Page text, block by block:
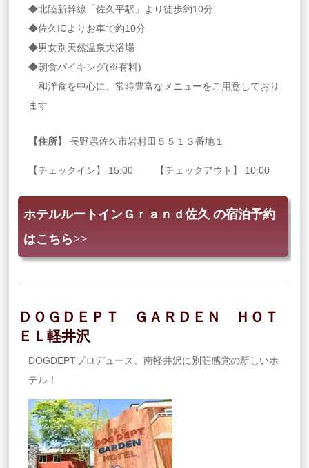
◆北陸新幹線「佐久平駅」より徒歩約10分
◆佐久ICよりお車で約10分
◆男女別天然温泉大浴場
◆朝食バイキング(※有料)
和洋食を中心に、常時豊富なメニューをご用意しており
ます
【住所】 長野県佐久市岩村田５５１３番地１
【チェックイン】 15:00 【チェックアウト】 10:00
ホテルルートインＧｒａｎｄ佐久 の宿泊予約
はこちら>>
ＤＯＧＤＥＰＴ ＧＡＲＤＥＮ ＨＯＴ
ＥＬ軽井沢
DOGDEPTプロデュース、南軽井沢に別荘感覚の新しいホ
テル！